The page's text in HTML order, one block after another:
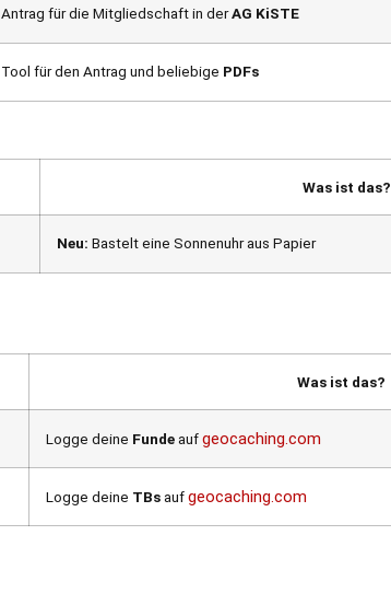
Antrag für die Mitgliedschaft in derAG KiSTE
Tool für den Antrag und beliebige PDFs
Was ist das?
Neu: Bastelt eine Sonnenuhr aus Papier
Was ist das?
Logge deine Fundeaufgeocaching.com
Logge deine TBsaufgeocaching.com